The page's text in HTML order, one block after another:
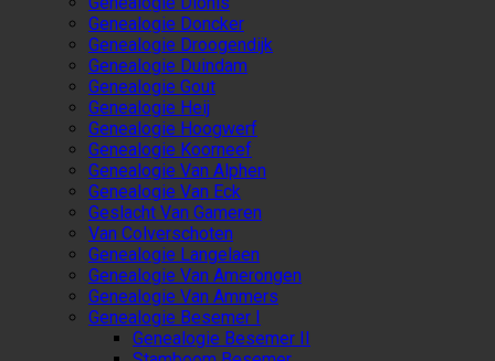
Genealogie Doncker
Genealogie Droogendijk
Genealogie Duindam
Genealogie Gout
Genealogie Heij
Genealogie Hoogwerf
Genealogie Koorneef
Genealogie Van Alphen
Genealogie Van Eck
Geslacht Van Gameren
Van Colverschoten
Genealogie Langelaen
Genealogie Van Amerongen
Genealogie Van Ammers
Genealogie Besemer I
Genealogie Besemer II